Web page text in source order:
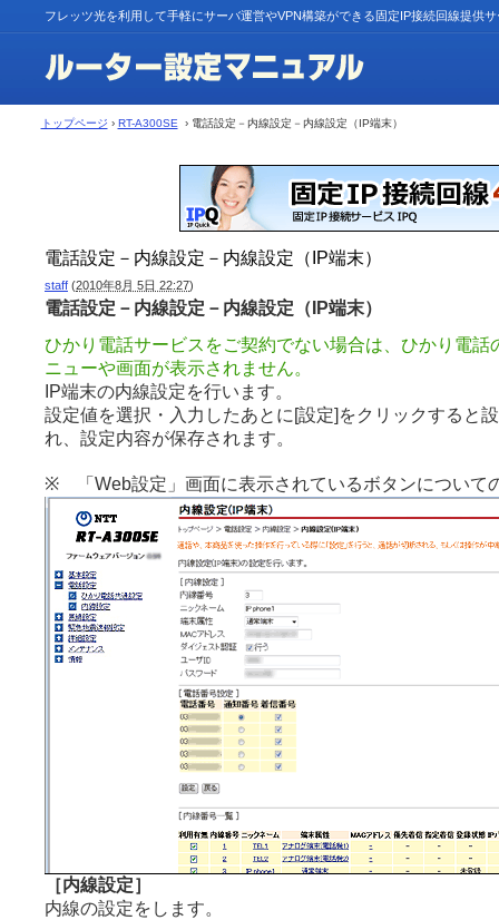
フレッツ光を利用して手軽にサーバ運営やVPN構築ができる固定IP接続回線提供
トップページ › RT-A300SE › 電話設定－内線設定－内線設定（IP端末）
電話設定－内線設定－内線設定（IP端末）
staff (2010年8月 5日 22:27)
電話設定－内線設定－内線設定（IP端末）
ひかり電話サービスをご契約でない場合は、ひかり電話
ニューや画面が表示されません。
IP端末の内線設定を行います。
設定値を選択・入力したあとに[設定]をクリックすると
れ、設定内容が保存されます。
※ 「Web設定」画面に表示されているボタンについて
［内線設定］
内線の設定をします。